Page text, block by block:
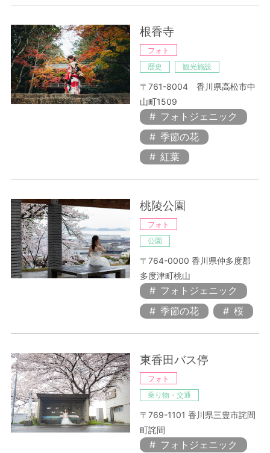
根香寺
フォト
歴史
観光施設
〒761-8004 香川県高松市中
山町1509
フォトジェニック
季節の花
紅葉
桃陵公園
フォト
公園
〒764-0000 香川県仲多度郡
多度津町桃山
フォトジェニック
季節の花
桜
東香田バス停
フォト
乗り物・交通
〒769-1101 香川県三豊市詫間
町詫間
フォトジェニック